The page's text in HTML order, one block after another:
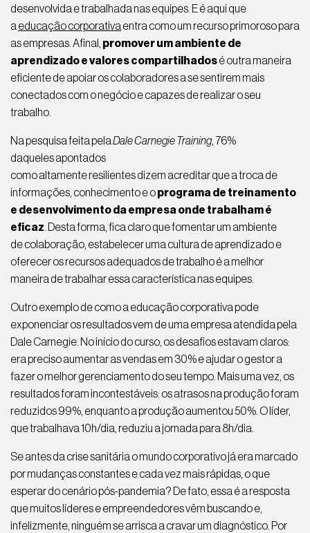
desenvolvida e trabalhada nas equipes. E é aqui que
a educação corporativa entra como um recurso primoroso para
asempresas Afinal, promoverum ambiente de
aprendizado e valores compartilhadosé outra maneira
eficiente de apoiar os colaboradores a se sentirem mais
conectados com o negócio e capazes de realizar o seu
trabalho.
Na pesquisa feita pelaDale Carnegie Training, 76%
daquelesapontados
comoaltamenteresilientesdizem acreditarque atroca de
informações, conhecimento e oprograma de treinamento
e desenvolvimento da empresa onde trabalham é
eficaz . Desta forma, fica claro que fomentar um ambiente
decolaboração, estabelecer uma cultura de aprendizado e
oferecer os recursos adequados de trabalho é a melhor
maneira de trabalhar essa característica nas equipes.
Outro exemplo de como a educação corporativa pode
exponenciar os resultados vem de uma empresa atendida pela
Dale Carnegie. No início do curso, os desafios estavam claros:
era preciso aumentar as vendas em 30% e ajudar o gestor a
fazer o melhor gerenciamento do seu tempo. Mais uma vez, os
resultados foram incontestáveis: os atrasos na produçãoforam
reduzidos 99%, enquanto a produção aumentou 50%. O líder,
que trabalhava 10h/dia, reduziu a jornada para 8h/dia.
Se antes da crise sanitária o mundo corporativo já era marcado
por mudanças constantes e cada vez mais rápidas, o que
esperar do cenário pós-pandemia? De fato, essa é a resposta
que muitos líderes e empreendedores vêm buscando e,
infelizmente, ninguém se arrisca a cravar um diagnóstico. Por